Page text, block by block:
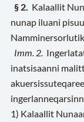
§ 2. Kalaallit
nunap iluani
Imm. 2.
inatsisaanni
1) Kalaallit